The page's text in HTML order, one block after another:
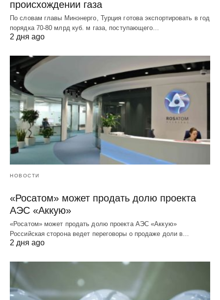
происхождении газа
По словам главы Минэнерго, Турция готова экспортировать в год
порядка 70-80 млрд куб. м газа, поступающего…
2 дня ago
НОВОСТИ
«Росатом» может продать долю проекта
АЭС «Аккую»
«Росатом» может продать долю проекта АЭС «Аккую»
Российская сторона ведет переговоры о продаже доли в…
2 дня ago